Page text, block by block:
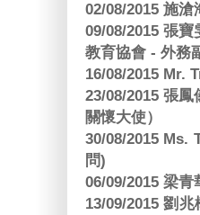
02/08/2015 施
09/08/2015 張
教育協會 - 外務
16/08/2015 Mr.
23/08/2015 張
關懷大使）
30/08/2015 Ms.
問)
06/09/2015 梁
13/09/2015 劉